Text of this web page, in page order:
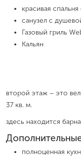
красивая
санузел с
Газовый гриль
Кальян
второй этаж – это
37 кв. м.
здесь находится
полноценная